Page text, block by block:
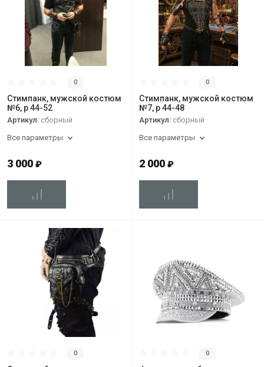
0
Стимпанк, мужской костюм
№6, р 44-52
Артикул: сборный
Все параметры
3 000 ₽
0
Стимпанк, мужской костюм
№7, р 44-48
Артикул: сборный
Все параметры
2 000 ₽
0 0